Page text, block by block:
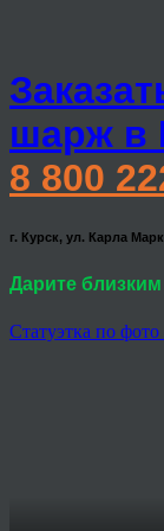
шарж в
8 800
г. Курск, ул. Карла
Дарите
Статуэтка по